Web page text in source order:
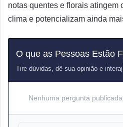
notas quentes e florais atingem
clima e potencializam ainda
O que as Pessoas Estão
Tire dúvidas, dê sua opinião e
Nenhuma pergunta